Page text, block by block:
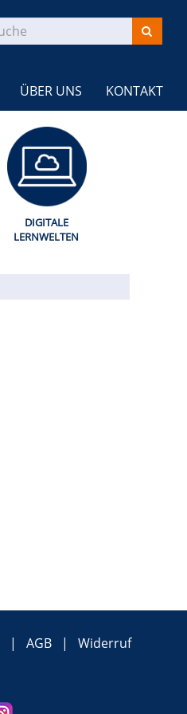
ÜBER UNS KONTAKT
DIGITALE
LERNWELTEN
AGB
Widerruf